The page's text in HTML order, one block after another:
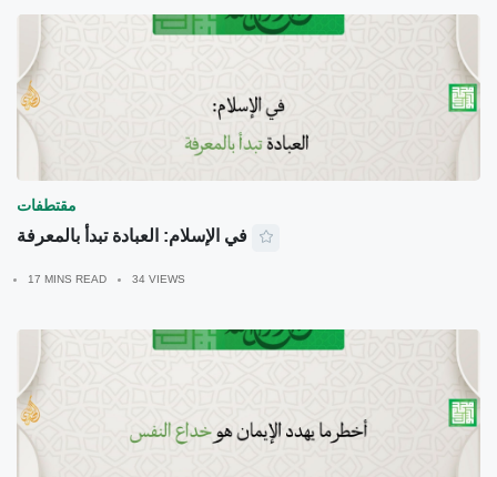
مقتطفات
في الإسلام: العبادة تبدأ بالمعرفة
17 MINS READ 34 VIEWS